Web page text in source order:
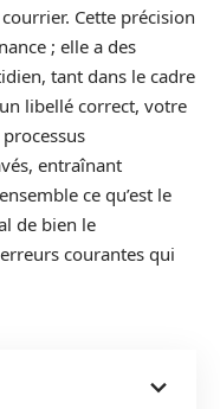
Cette précision
; elle a des
tant dans le cadre
libellé correct, votre
entraînant
ce qu’est le
de bien le
courantes qui